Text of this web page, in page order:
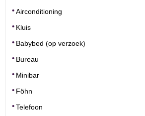
Airconditioning
Kluis
Babybed (op verzoek)
Bureau
Minibar
Föhn
Telefoon